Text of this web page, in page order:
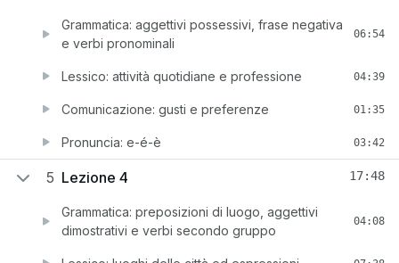
Grammatica: aggettivi possessivi, frase negativa
e verbi pronominali
06:54
Lessico: attività quotidiane e professione 04:39
Comunicazione: gusti e preferenze 01:35
Pronuncia: e-é-è 03:42
5 Lezione 4 17:48
Grammatica: preposizioni di luogo, aggettivi
dimostrativi e verbi secondo gruppo
04:08